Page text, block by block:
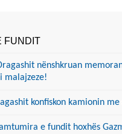
FUNDIT
nënshkruan
malajzeze!
konfiskon kamionin me
e fundit hoxhës